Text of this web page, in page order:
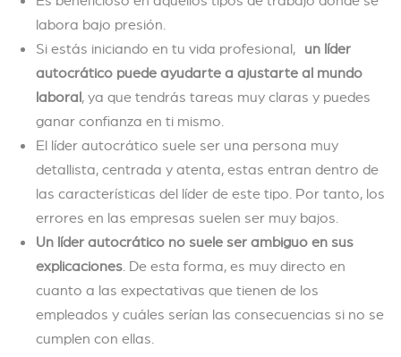
labora bajo presión.
Si estás iniciando en tu vida profesional, un líder
autocrático puede ayudarte a ajustarte al mundo
laboral, ya que tendrás tareas muy claras y puedes
ganar confianza en ti mismo.
El líder autocrático suele ser una persona muy
detallista, centrada y atenta, estas entran dentro de
las características del líder de este tipo. Por tanto, los
errores en las empresas suelen ser muy bajos.
Un líder autocrático no suele ser ambiguo en sus
explicaciones . De esta forma, es muy directo en
cuanto a las expectativas que tienen de los
empleados y cuáles serían las consecuencias si no se
cumplen con ellas.